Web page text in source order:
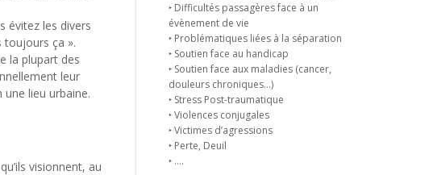
évitez les divers
toujours ça ».
la plupart des
leur
lieu urbaine.
visionnent, au
‣ Difficultés passagères face à un
évènement de vie
‣ Problématiques liées à la séparation
‣ Soutien face au handicap
‣ Soutien face aux maladies (cancer,
douleurs chroniques…)
‣ Stress Post-traumatique
‣ Violences conjugales
‣ Victimes d’agressions
‣ Perte, Deuil
‣ ….